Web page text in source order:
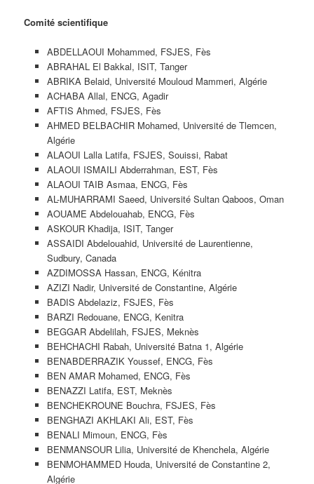
Comité scientifique
ABDELLAOUI Mohammed, FSJES, Fès
ABRAHAL El Bakkal, ISIT, Tanger
ABRIKA Belaid, Université Mouloud Mammeri, Algérie
ACHABA Allal, ENCG, Agadir
AFTIS Ahmed, FSJES, Fès
AHMED BELBACHIR Mohamed, Université de Tlemcen,
Algérie
ALAOUI Lalla Latifa, FSJES, Souissi, Rabat
ALAOUI ISMAILI Abderrahman, EST, Fès
ALAOUI TAIB Asmaa, ENCG, Fès
AL-MUHARRAMI Saeed, Université Sultan Qaboos, Oman
AOUAME Abdelouahab, ENCG, Fès
ASKOUR Khadija, ISIT, Tanger
ASSAIDI Abdelouahid, Université de Laurentienne,
Sudbury, Canada
AZDIMOSSA Hassan, ENCG, Kénitra
AZIZI Nadir, Université de Constantine, Algérie
BADIS Abdelaziz, FSJES, Fès
BARZI Redouane, ENCG, Kenitra
BEGGAR Abdelilah, FSJES, Meknès
BEHCHACHI Rabah, Université Batna 1, Algérie
BENABDERRAZIK Youssef, ENCG, Fès
BEN AMAR Mohamed, ENCG, Fès
BENAZZI Latifa, EST, Meknès
BENCHEKROUNE Bouchra, FSJES, Fès
BENGHAZI AKHLAKI Ali, EST, Fès
BENALI Mimoun, ENCG, Fès
BENMANSOUR Lilia, Université de Khenchela, Algérie
BENMOHAMMED Houda, Université de Constantine 2,
Algérie